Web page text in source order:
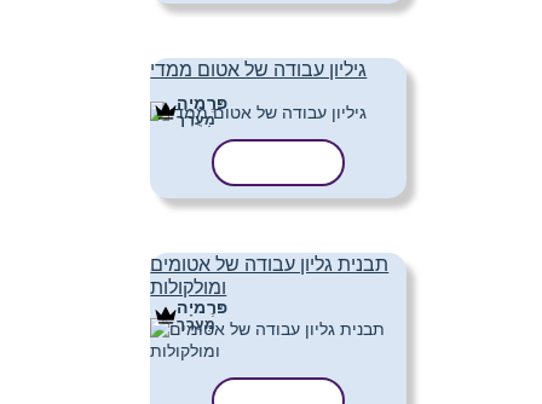
גיליון עבודה של אטום ממדי
פּרֶמיָה
מַעֲרָך
תבנית גליון עבודה של אטומים
ומולקולות
פּרֶמיָה
מַעֲרָך